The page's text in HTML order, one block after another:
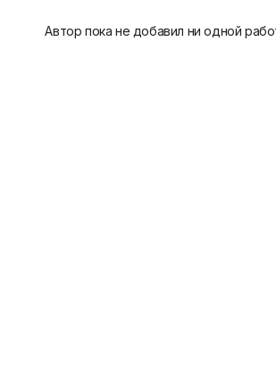
...
Автор пока не добавил ни одной